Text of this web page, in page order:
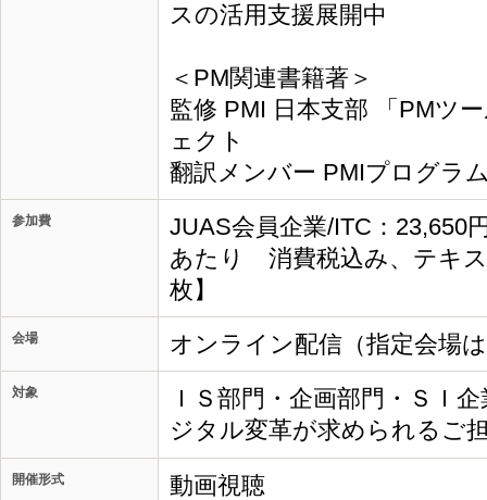
スの活用支援展開中
＜PM関連書籍著＞
監修 PMI 日本支部 「PMツ
ェクト
翻訳メンバー PMIプログラ
参加費
JUAS会員企業/ITC：23,650
あたり 消費税込み、テキ
枚】
会場 オンライン配信（指定会場
対象
ＩＳ部門・企画部門・ＳＩ
ジタル変革が求められるご
開催形式 動画視聴